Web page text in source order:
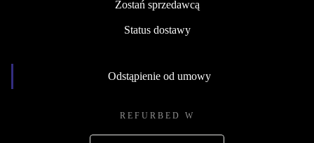
Zostań sprzedawcą
Status dostawy
Odstąpienie od umowy
REFURBED W